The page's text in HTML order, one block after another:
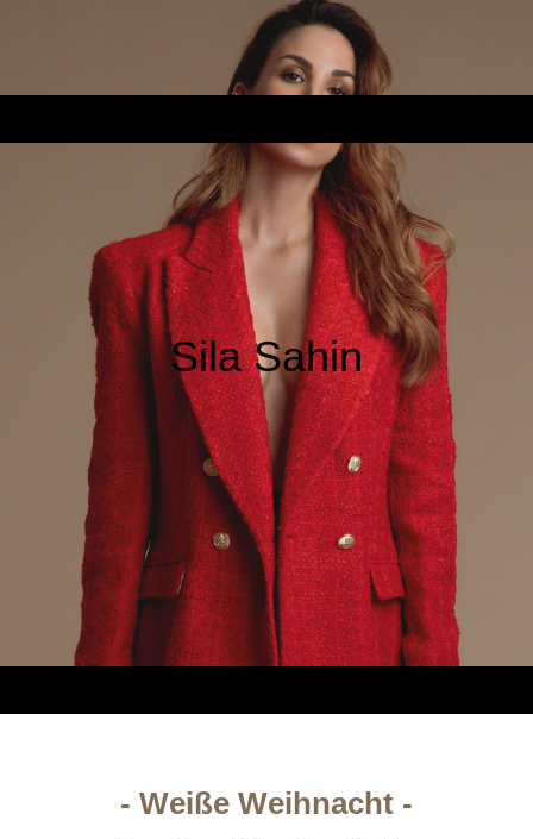
Sila Sahin
- Weiße Weihnacht -